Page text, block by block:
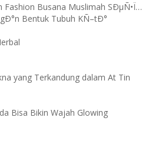
Fashion Busana Muslimah SÐµÑ•Ï…
Bentuk Tubuh KÑ–tÐ°
yang Terkandung dalam At Tin
Bisa Bikin Wajah Glowing